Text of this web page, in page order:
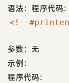
语法：程序代码:
<!--
参数：无
示例：
程序代码: